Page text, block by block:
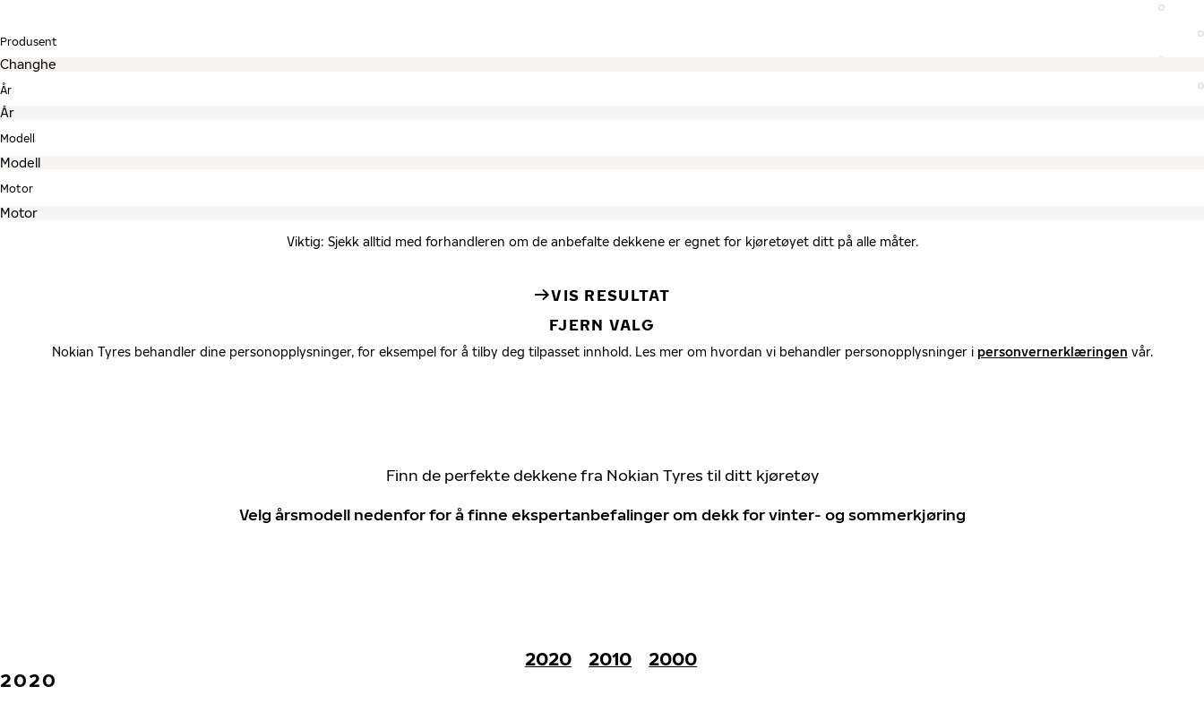
Produsent
År
Modell
Motor
Viktig: Sjekk alltid med forhandleren om de anbefalte dekkene er egnet for kjøretøyet ditt på alle måter.
VIS RESULTAT
FJERN VALG
Nokian Tyres behandler dine personopplysninger, for eksempel for å tilby deg tilpasset innhold. Les mer om hvordan vi behandler personopplysninger i personvernerklæringen vår.
Finn de perfekte dekkene fra Nokian Tyres til ditt kjøretøy
Velg årsmodell nedenfor for å finne ekspertanbefalinger om dekk for vinter- og sommerkjøring
2020 2010
2000
2020